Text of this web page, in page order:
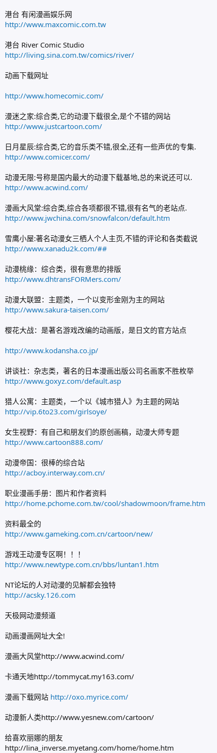
港台 有闲漫画娱乐网
http://www.maxcomic.com.tw
港台 River Comic Studio
http://living.sina.com.tw/comics/river/
动画下载网址
http://www.homecomic.com/
漫迷之家:综合类,它的动漫下载很全,是个不错的网站
http://www.justcartoon.com/
日月星辰:综合类,它的音乐类不错,很全,还有一些声优的专集.
http://www.comicer.com/
动漫无限:号称是国内最大的动漫下载基地,总的来说还可以.
http://www.acwind.com/
漫画大风堂:综合类,综合各项都很不错,很有名气的老站点.
http://www.jwchina.com/snowfalcon/default.htm
雪鹰小屋:著名动漫女三栖人个人主页,不错的评论和各类截说
http://www.xanadu2k.com/##
动漫桃缘：综合类，很有意思的排版
http://www.dhtransFORMers.com/
动漫大联盟：主题类，一个以变形金刚为主的网站
http://www.sakura-taisen.com/
樱花大战：是著名游戏改编的动画版，是日文的官方站点
http://www.kodansha.co.jp/
讲谈社：杂志类，著名的日本漫画出版公司名画家不胜枚举
http://www.goxyz.com/default.asp
猎人公寓：主题类，一个以《城市猎人》为主题的网站
http://vip.6to23.com/girlsoye/
女生视野：有自己和朋友们的原创画稿，动漫大师专题
http://www.cartoon888.com/
动漫帝国：很棒的综合站
http://acboy.interway.com.cn/
职业漫画手册：图片和作者资料
http://home.pchome.com.tw/cool/shadowmoon/frame.htm
资料最全的
http://www.gameking.com.cn/cartoon/new/
游戏王动漫专区啊！！！
http://www.newtype.com.cn/bbs/luntan1.htm
NT论坛的人对动漫的见解都会独特
http://acsky.126.com
天极网动漫频道
动画漫画网址大全!
漫画大风堂http://www.acwind.com/
卡通天地http://tommycat.my163.com/
漫画下载网站 http://oxo.myrice.com/
动漫新人类http://www.yesnew.com/cartoon/
给喜欢丽娜的朋友
http://lina_inverse.myetang.com/home/home.htm